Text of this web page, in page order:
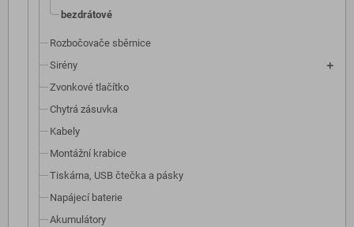
bezdrátové
Rozbočovače sběrnice
Sirény
Zvonkové tlačítko
Chytrá zásuvka
Kabely
Montážní krabice
Tiskárna, USB čtečka a pásky
Napájecí baterie
Akumulátory